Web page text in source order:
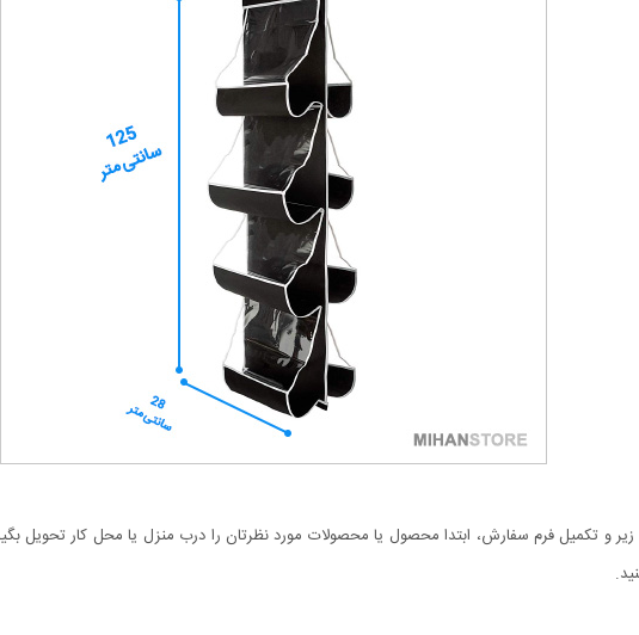
و تکمیل فرم سفارش، ابتدا محصول یا محصولات مورد نظرتان را درب منزل یا محل کار تحویل